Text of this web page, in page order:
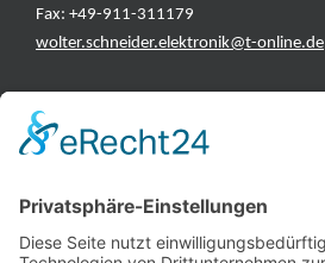
Fax: +49-911-311179
wolter.schneider.elektronik@t-online.de
INFORMATIONEN
Hersteller